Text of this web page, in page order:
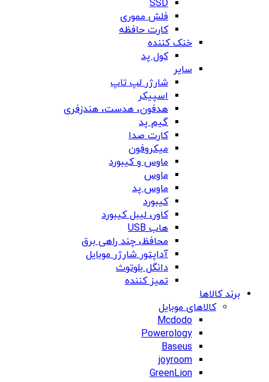
SSD
فلش مموری
کارت حافظه
خنک کننده
کول پد
سایر
شارژر لپ تاپ
اسپیکر
هدفون، هدست، هندزفری
گیم پد
کارت صدا
میکروفون
ماوس و کیبورد
ماوس
ماوس پد
کیبورد
کاور، لیبل کیبورد
هاب USB
محافظ، چند راهی برق
آداپتور شارژر موبایل
دانگل بلوتوث
تمیز کننده
برند کالاها
کالاهای موبایل
Mcdodo
Powerology
Baseus
joyroom
GreenLion